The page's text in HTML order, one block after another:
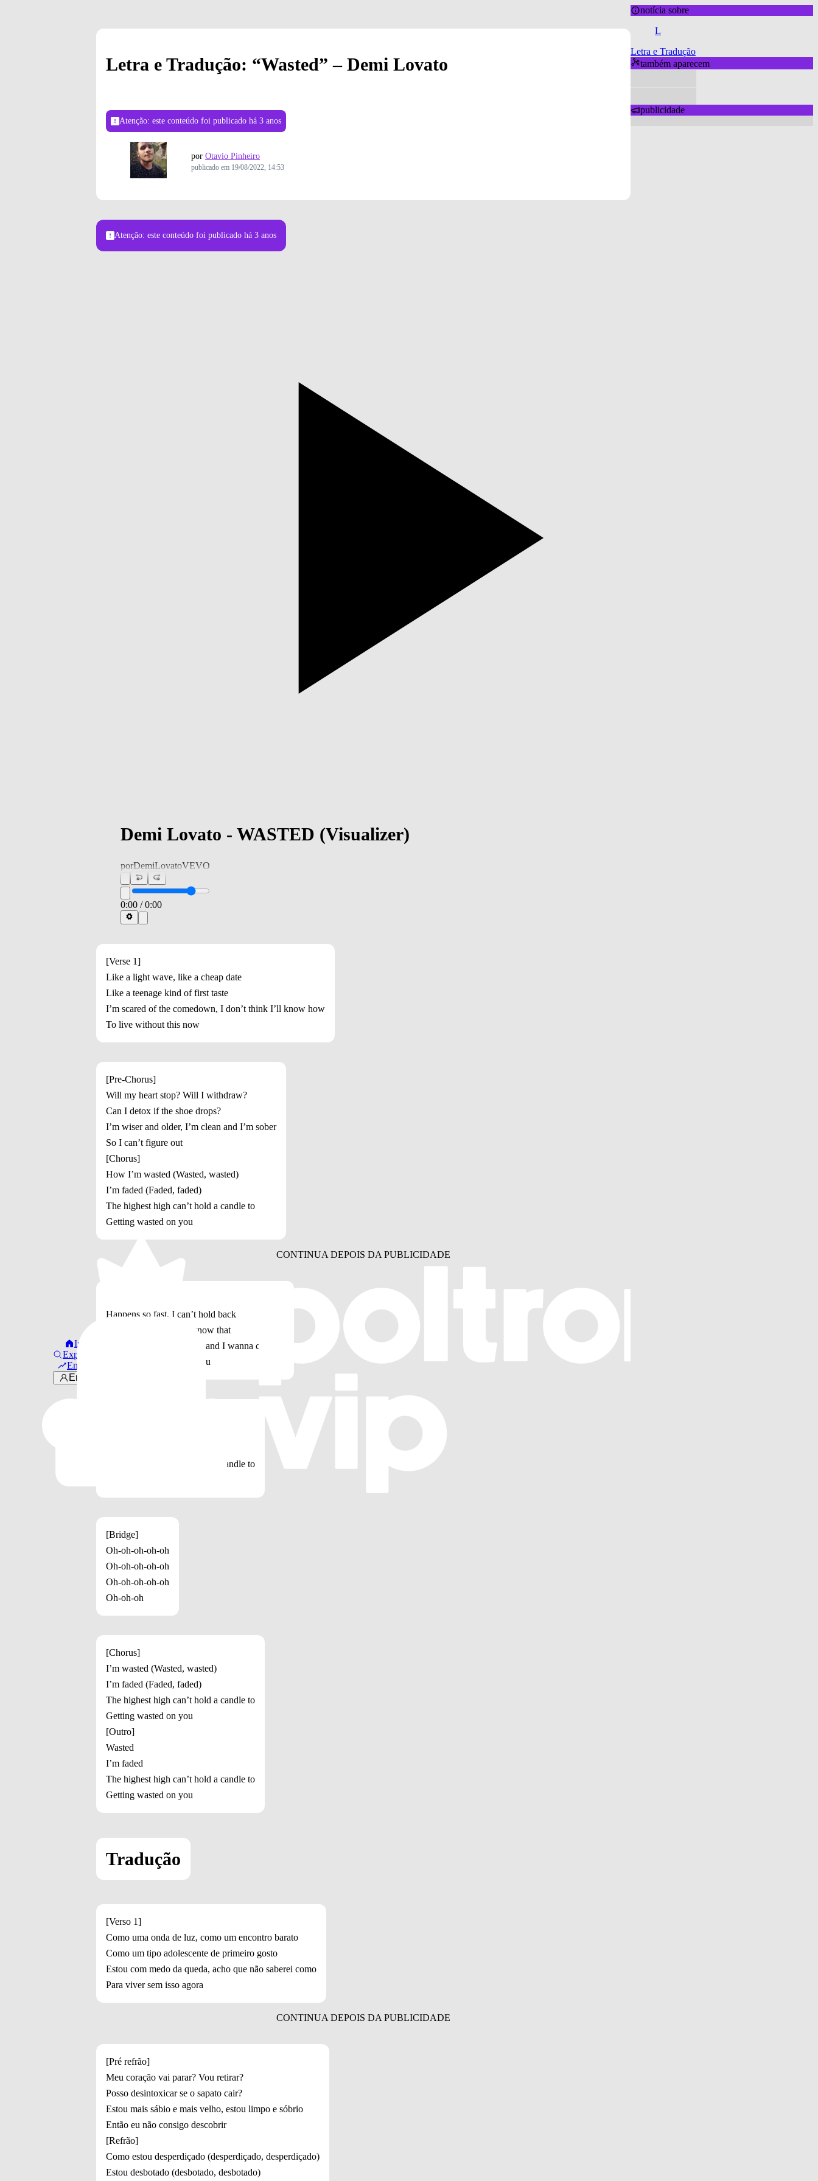
Início
Explorar
Em alta
Entrar
Letra e Tradução: “Wasted” – Demi Lovato
Atenção: este conteúdo foi publicado há 3 anos
por Otavio Pinheiro
publicado em 19/08/2022, 14:53
Atenção: este conteúdo foi publicado há 3 anos
Demi Lovato - WASTED (Visualizer)
porDemiLovatoVEVO
0:00 /0:00
[Verse 1]
Like a light wave, like a cheap date
Like a teenage kind of first taste
I’m scared of the comedown, I don’t think I’ll know how
To live without this now
[Pre-Chorus]
Will my heart stop? Will I withdraw?
Can I detox if the shoe drops?
I’m wiser and older, I’m clean and I’m sober
So I can’t figure out
[Chorus]
How I’m wasted (Wasted, wasted)
I’m faded (Faded, faded)
The highest high can’t hold a candle to
Getting wasted on you
Happens so fast, I can’t hold back
I’m addicted, we both know that
It feels like it’s dangerous and I wanna chase it
‘Cause just one look at you
Thе highest high can’t hold a candle to
[Bridge]
Oh-oh-oh-oh-oh
Oh-oh-oh-oh-oh
Oh-oh-oh-oh-oh
Oh-oh-oh
[Chorus]
I’m wasted (Wasted, wasted)
I’m faded (Faded, faded)
The highest high can’t hold a candle to
Getting wasted on you
[Outro]
Wasted
I’m faded
The highest high can’t hold a candle to
Getting wasted on you
Tradução
[Verso 1]
Como uma onda de luz, como um encontro barato
Como um tipo adolescente de primeiro gosto
Estou com medo da queda, acho que não saberei como
Para viver sem isso agora
[Pré refrão]
Meu coração vai parar? Vou retirar?
Posso desintoxicar se o sapato cair?
Estou mais sábio e mais velho, estou limpo e sóbrio
Então eu não consigo descobrir
[Refrão]
Como estou desperdiçado (desperdiçado, desperdiçado)
Estou desbotado (desbotado, desbotado)
notícia sobre
L
Letra e Tradução
também aparecem
publicidade